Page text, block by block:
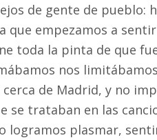
de gente de pueblo:
que empezamos a
toda la pinta de que
nos
cerca de Madrid, y no
se trataban en las
logramos plasmar,